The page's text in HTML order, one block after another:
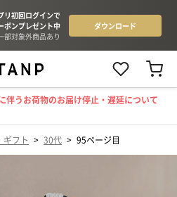
伴うお荷物のお届け停止・遅延について
ギフト > 30代 > 95ページ目